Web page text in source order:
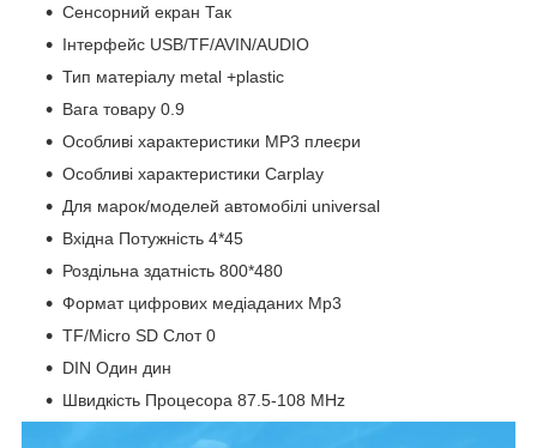
Сенсорний екран Так
Інтерфейс USB/TF/AVIN/AUDIO
Тип матеріалу metal +plastic
Вага товару 0.9
Особливі характеристики MP3 плеєри
Особливі характеристики Carplay
Для марок/моделей автомобілі universal
Вхідна Потужність 4*45
Роздільна здатність 800*480
Формат цифрових медіаданих Mp3
TF/Micro SD Слот 0
DIN Один дин
Швидкість Процесора 87.5-108 MHz